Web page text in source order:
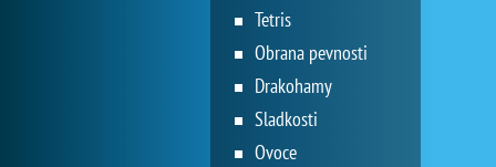
Tetris
Obrana pevnosti
Drakohamy
Sladkosti
Ovoce